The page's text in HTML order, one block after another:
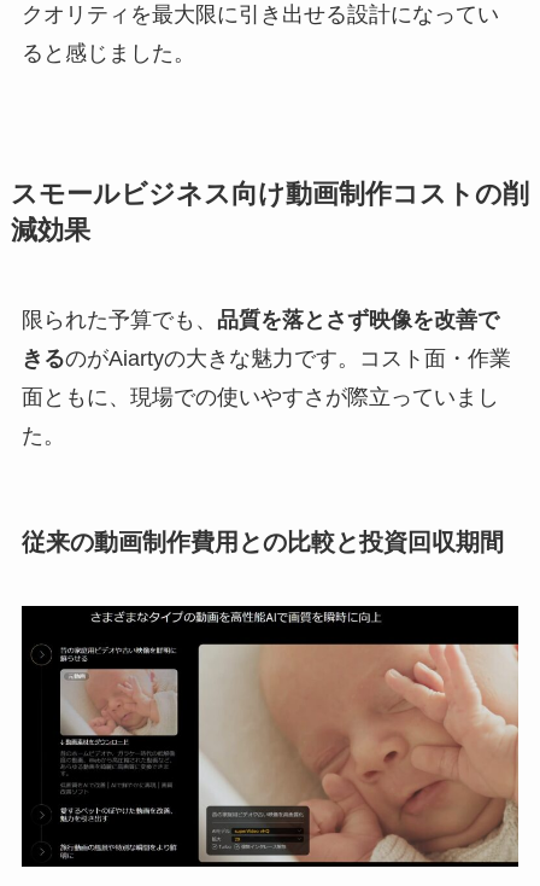
クオリティを最大限に引き出せる設計になってい
ると感じました。
スモールビジネス向け動画制作コストの削
減効果
限られた予算でも、 品質を落とさず映像を改善で
きるのがAiartyの大きな魅力です。コスト面・作業
面ともに、現場での使いやすさが際立っていまし
た。
従来の動画制作費用との比較と投資回収期間